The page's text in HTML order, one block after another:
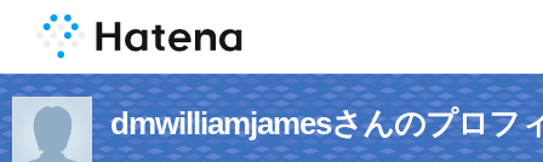
dmwilliamjamesさんのプロフ